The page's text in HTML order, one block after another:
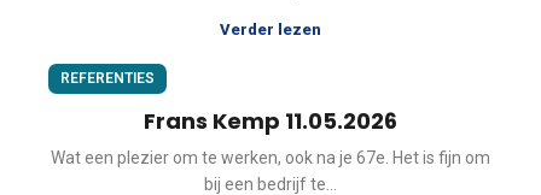
Verder lezen
REFERENTIES
Frans Kemp 11.05.2026
Wat een plezier om te werken, ook na je 67e. Het is fijn om
bij een bedrijf te...